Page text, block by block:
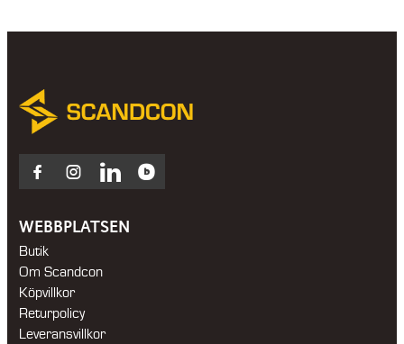
Facebook
Instagram
LinkedInBlocket
WEBBPLATSEN
Butik
Om Scandcon
Köpvillkor
Returpolicy
Leveransvillkor